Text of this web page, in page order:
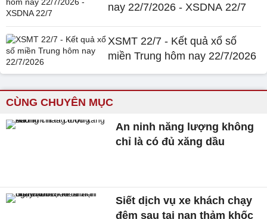
nay 22/7/2026 - XSDNA 22/7
XSMT 22/7 - Kết quả xổ số
miền Trung hôm nay 22/7/2026
CÙNG CHUYÊN MỤC
An ninh năng lượng không
chỉ là có đủ xăng dầu
Siết dịch vụ xe khách chạy
đêm sau tai nạn thảm khốc